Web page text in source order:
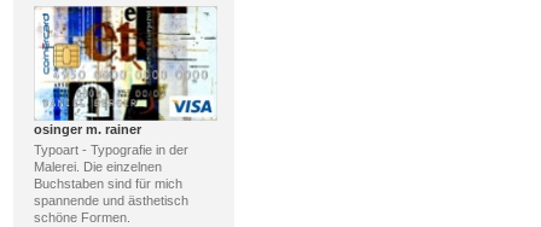
osinger m. rainer
Typoart - Typografie in der
Malerei. Die einzelnen
Buchstaben sind für mich
spannende und ästhetisch
schöne Formen.